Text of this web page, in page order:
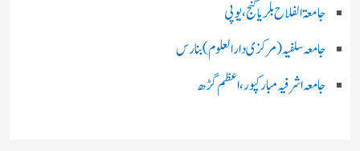
جامعۃ الفلاح بلریاگنج،یوپی
جامعہ سلفیہ(مرکزی دارالعلوم )بنارس
جامعہ اشرفیہ مبارکپور،اعظم گڑھ